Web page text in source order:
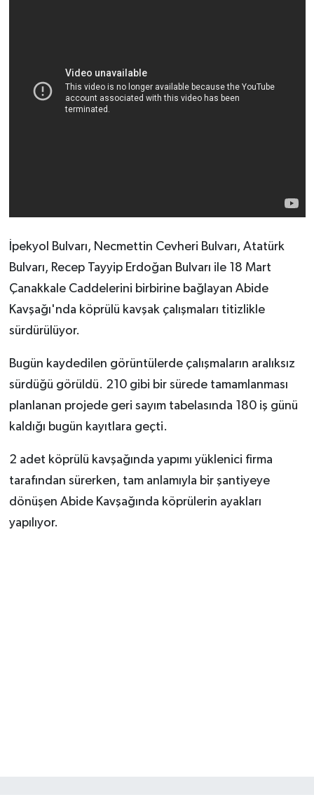
İpekyol Bulvarı, Necmettin Cevheri Bulvarı, Atatürk
Bulvarı, Recep Tayyip Erdoğan Bulvarı ile 18 Mart
Çanakkale Caddelerini birbirine bağlayan Abide
Kavşağı'nda köprülü kavşak çalışmaları titizlikle
sürdürülüyor.
Bugün kaydedilen görüntülerde çalışmaların aralıksız
sürdüğü görüldü. 210 gibi bir sürede tamamlanması
planlanan projede geri sayım tabelasında 180 iş günü
kaldığı bugün kayıtlara geçti.
2 adet köprülü kavşağında yapımı yüklenici firma
tarafından sürerken, tam anlamıyla bir şantiyeye
dönüşen Abide Kavşağında köprülerin ayakları
yapılıyor.